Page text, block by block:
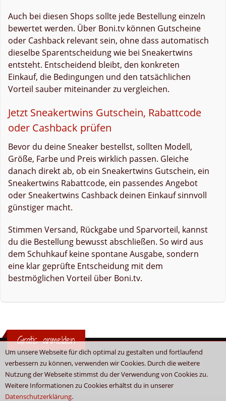
Um unsere Webseite für dich optimal zu gestalten und fortlaufend
verbessern zu können, verwenden wir Cookies. Durch die weitere
Nutzung der Webseite stimmst du der Verwendung von Cookies zu.
Weitere Informationen zu Cookies erhältst du in unserer
Datenschutzerklärung.
Auch bei diesen Shops sollte jede Bestellung einzeln
bewertet werden. Über Boni.tv können Gutscheine
oder Cashback relevant sein, ohne dass automatisch
dieselbe Sparentscheidung wie bei Sneakertwins
entsteht. Entscheidend bleibt, den konkreten
Einkauf, die Bedingungen und den tatsächlichen
Vorteil sauber miteinander zu vergleichen.
Jetzt Sneakertwins Gutschein, Rabattcode
oder Cashback prüfen
Bevor du deine Sneaker bestellst, sollten Modell,
Größe, Farbe und Preis wirklich passen. Gleiche
danach direkt ab, ob ein Sneakertwins Gutschein, ein
Sneakertwins Rabattcode, ein passendes Angebot
oder Sneakertwins Cashback deinen Einkauf sinnvoll
günstiger macht.
Stimmen Versand, Rückgabe und Sparvorteil, kannst
du die Bestellung bewusst abschließen. So wird aus
dem Schuhkauf keine spontane Ausgabe, sondern
eine klar geprüfte Entscheidung mit dem
bestmöglichen Vorteil über Boni.tv.
Gratis anmelden